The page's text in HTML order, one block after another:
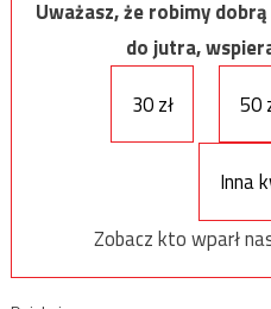
Uważasz, że robimy
do jutra,
30 zł
50
Inna
Zobacz kto wparł